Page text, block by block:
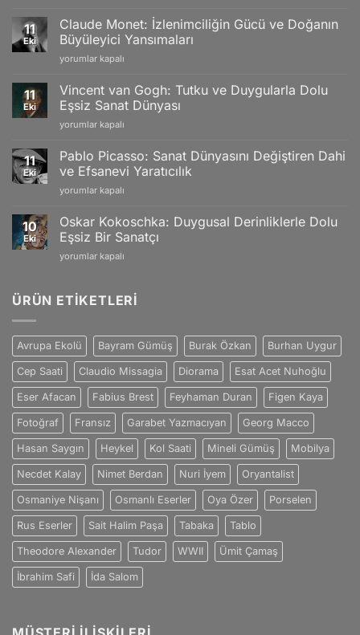
Watches:
18k
Gold
Models,
Editions
and
Swiss
Craftsmanship
11
Eki
Claude Monet: İzlenimciliğin Gücü ve Doğanın
Büyüleyici Yansımaları
Claude
İzlenimciliğin
Gücü
ve
Doğanın
Yansımaları
için
yorumlar kapalı
11
Eki
Vincent van Gogh: Tutku ve Duygularla Dolu
Eşsiz Sanat Dünyası
Vincent
Gogh:
Tutku
ve
Duygularla
Eşsiz
Sanat
Dünyası
için
yorumlar kapalı
11
Eki
Pablo Picasso: Sanat Dünyasını Değiştiren Dahi
ve Efsanevi Yaratıcılık
Pablo
Sanat
Dünyasını
Değiştiren
Dahi
Yaratıcılık
yorumlar kapalı
10
Eki
Oskar Kokoschka: Duygusal Derinliklerle Dolu
Eşsiz Bir Sanatçı
Oskar
Derinliklerle
Bir
Sanatçı
için
yorumlar kapalı
ÜRÜN ETIKETLERI
Avrupa Ekolü Bayram Gümüş Burak Özkan Burhan Uygur
Cep Saati Claudio Missagia Diorama Esat Acet Nuhoğlu
Eser Afacan Fabius Brest Feyhaman Duran Figen Kaya
Fotoğraf Fransız Garabet Yazmacıyan Georg Macco
Hasan Saygın Heykel Kol Saati Mineli Gümüş Mobilya
Necdet Kalay Nimet Berdan Nuri İyem Oryantalist
Osmaniye Nişanı Osmanlı Eserler Oya Özer Porselen
Rus Eserler Sait Halim Paşa Tabaka Tablo
Theodore Alexander Tudor WWII Ümit Çamaş
İbrahim Safi İda Salom